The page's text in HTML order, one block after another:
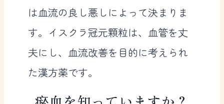
は血流の良し悪しによって決まりま
す。イスクラ冠元顆粒は、血管を丈
夫にし、血流改善を目的に考えられ
た漢方薬です。